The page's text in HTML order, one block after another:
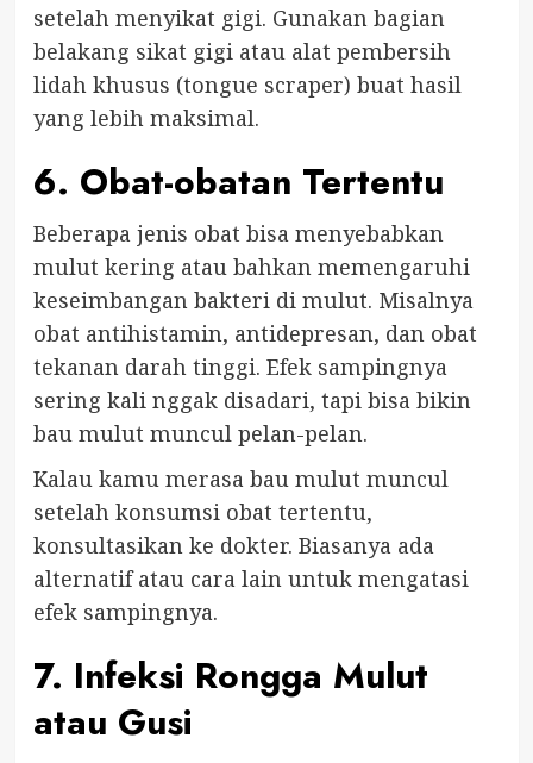
setelah menyikat gigi. Gunakan bagian
belakang sikat gigi atau alat pembersih
lidah khusus (tongue scraper) buat hasil
yang lebih maksimal.
6. Obat-obatan Tertentu
Beberapa jenis obat bisa menyebabkan
mulut kering atau bahkan memengaruhi
keseimbangan bakteri di mulut. Misalnya
obat antihistamin, antidepresan, dan obat
tekanan darah tinggi. Efek sampingnya
sering kali nggak disadari, tapi bisa bikin
bau mulut muncul pelan-pelan.
Kalau kamu merasa bau mulut muncul
setelah konsumsi obat tertentu,
konsultasikan ke dokter. Biasanya ada
alternatif atau cara lain untuk mengatasi
efek sampingnya.
7. Infeksi Rongga Mulut
atau Gusi